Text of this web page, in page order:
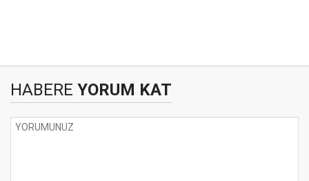
HABERE YORUM KAT